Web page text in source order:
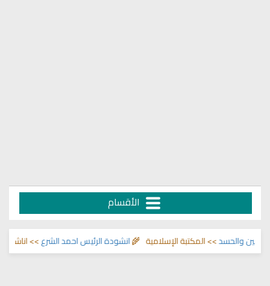
الأقسام
انشودة الرئيس احمد الشرع>> اناشيد ابراهيم >> المكتبة الإسلامية 🌾